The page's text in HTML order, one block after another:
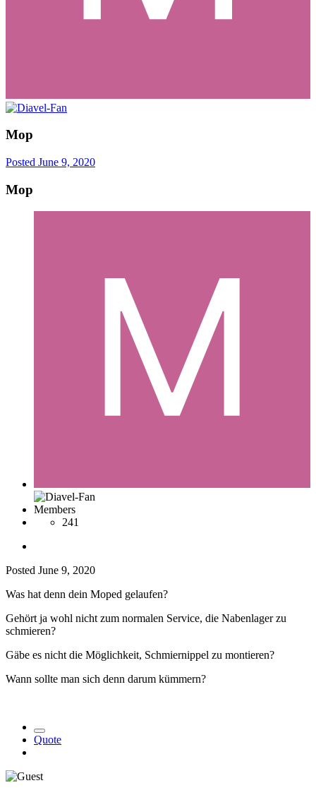
Mop
Posted June 9, 2020
Mop
Members
241
Posted June 9, 2020
Was hat denn dein Moped gelaufen?
Gehört ja wohl nicht zum normalen Service, die Nabenlager zu
schmieren?
Gäbe es nicht die Möglichkeit, Schmiernippel zu montieren?
Wann sollte man sich denn darum kümmern?
Quote